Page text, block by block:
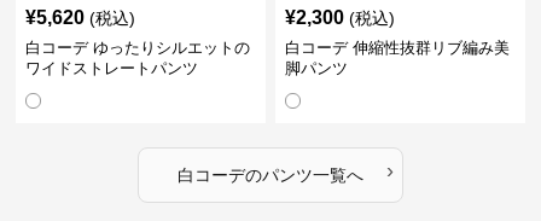
¥5,620 (税込)
白コーデ ゆったりシルエットの
ワイドストレートパンツ
¥2,300 (税込)
白コーデ 伸縮性抜群リブ編み美
脚パンツ
白コーデのパンツ一覧へ ›